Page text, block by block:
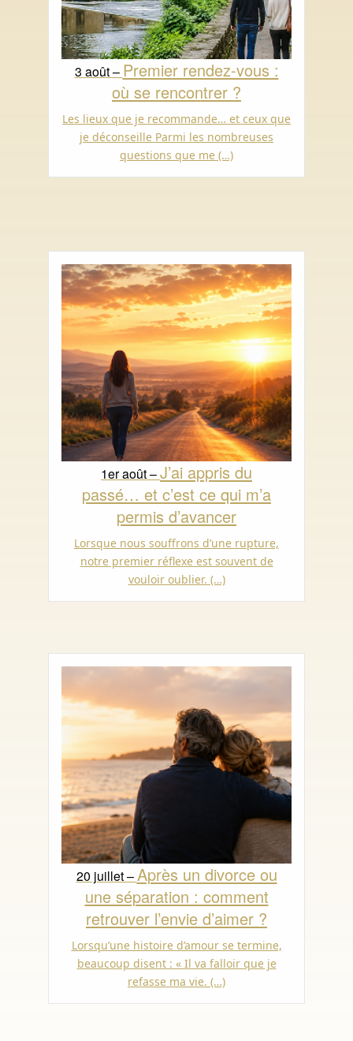
3 août – Premier rendez-vous :
où se rencontrer ?
Les lieux que je recommande… et ceux que
je déconseille Parmi les nombreuses
questions que me (…)
1er août –J’ai appris du
passé… et c’est ce qui m’a
permis d’avancer
Lorsque nous souffrons d’une rupture,
notre premier réflexe est souvent de
vouloir oublier. (…)
20 juillet –Après un divorce ou
une séparation : comment
retrouver l’envie d’aimer ?
Lorsqu’une histoire d’amour se termine,
beaucoup disent : « Il va falloir que je
refasse ma vie. (…)